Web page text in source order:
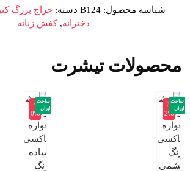
شناسه محصول:B124 دسته: حراج بزرگ
دخترانه,کفش زنانه
محصولات تیشرت
-3
2%
ساخت
ایران
-4
0%
ساخت
ایران